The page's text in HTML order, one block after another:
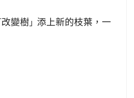
改變樹 」 添上新的枝葉，一